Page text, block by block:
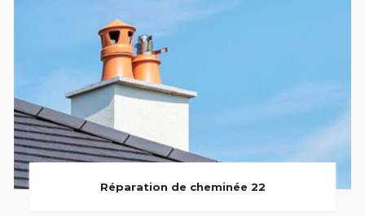
Réparation de cheminée 22